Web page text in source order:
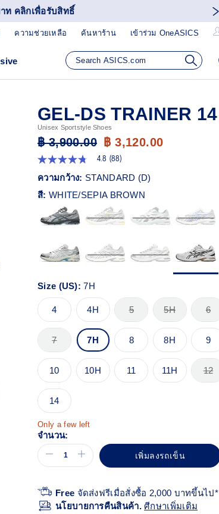
ท คลิกเพื่อรับสิทธิ์
ความช่วยเหลือ ค้นหาร้าน เข้าร่วม OneASICS
GEL-DS TRAINER 14
Unisex Sportstyle Shoes
฿ 3,900.00 ฿ 3,120.00
4.8
จาก
5
ดาว
ค่า
คะแนน
เฉลี่ย
Reviews.
ลิงก์
4.8 (88)
ความกว้าง: STANDARD (D)
สี: WHITE/SEPIA BROWN
Size (US):7H
4 4H 5 5H 6
7 7H 8 8H 9
10 10H 11 11H 12
14
Only a few left
จำนวน:
เพิ่มลงรถเข็น
Free จัดส่งฟรีเมื่อสั่งซื้อ 2,000 บาทขึ้นไป*
นโยบายการคืนสินค้า.ศีกษาเพิ่มเติม